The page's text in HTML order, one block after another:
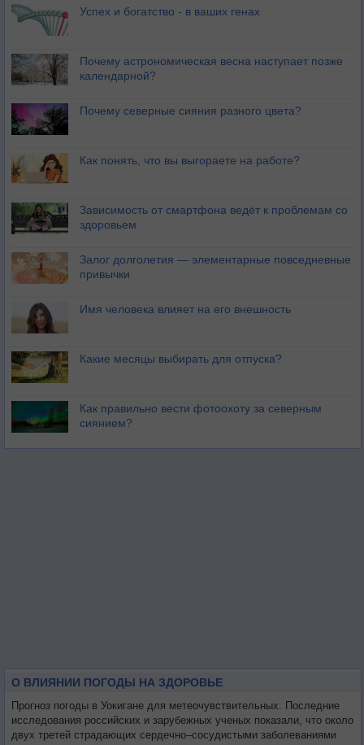
Успех и богатство - в ваших генах
Почему астрономическая весна наступает позже
календарной?
Почему северные сияния разного цвета?
Как понять, что вы выгораете на работе?
Зависимость от смартфона ведёт к проблемам со
здоровьем
Залог долголетия — элементарные повседневные
привычки
Имя человека влияет на его внешность
Какие месяцы выбирать для отпуска?
Как правильно вести фотоохоту за северным
сиянием?
О ВЛИЯНИИ ПОГОДЫ НА ЗДОРОВЬЕ
Прогноз погоды в Уокигане для метеочувствительных. Последние
исследования российских и зарубежных ученых показали, что около
двух третей страдающих сердечно–сосудистыми заболеваниями